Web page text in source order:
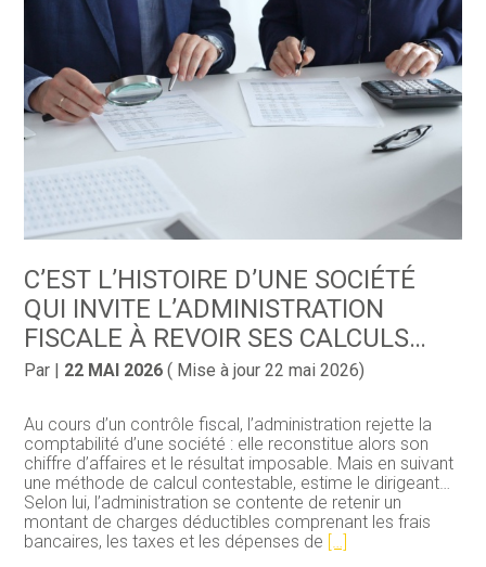
C’EST L’HISTOIRE D’UNE SOCIÉTÉ
QUI INVITE L’ADMINISTRATION
FISCALE À REVOIR SES CALCULS…
Par | 22 MAI 2026 ( Mise à jour 22 mai 2026)
Au cours d’un contrôle fiscal, l’administration rejette la
comptabilité d’une société : elle reconstitue alors son
chiffre d’affaires et le résultat imposable. Mais en suivant
une méthode de calcul contestable, estime le dirigeant…
Selon lui, l’administration se contente de retenir un
montant de charges déductibles comprenant les frais
bancaires, les taxes et les dépenses de […]